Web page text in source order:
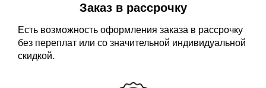
Заказ в рассрочку
Есть возможность оформления заказа в рассрочку
без переплат или со значительной индивидуальной
скидкой.